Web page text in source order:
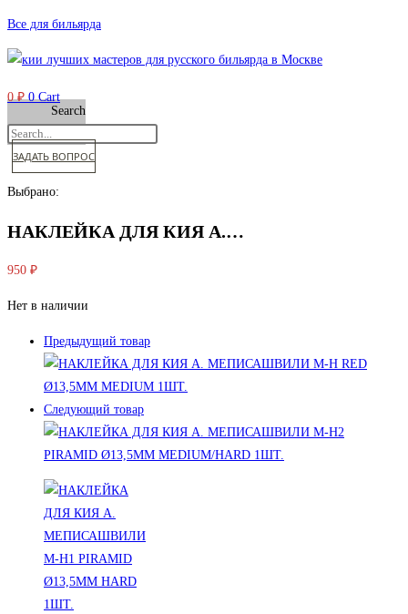
Перейти
к
содержимому
Все для бильярда
0₽ 0 Cart
Search
ЗАДАТЬ ВОПРОС
Выбрано:
НАКЛЕЙКА ДЛЯ КИЯ А.…
950 ₽
Нет в наличии
Предыдущий товар
Следующий товар